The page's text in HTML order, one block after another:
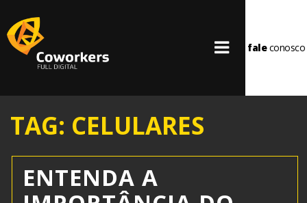
faleconosco
TAG: CELULARES
ENTENDA A